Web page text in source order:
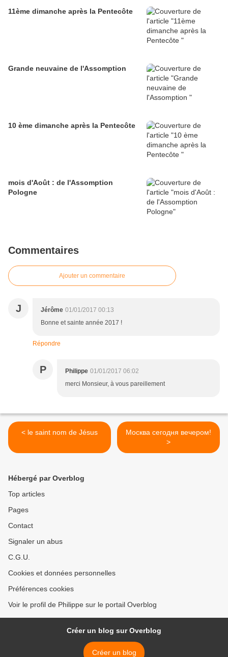
11ème dimanche après la Pentecôte
Grande neuvaine de l'Assomption
10 ème dimanche après la Pentecôte
mois d'Août : de l'Assomption
Pologne
Commentaires
Ajouter un commentaire
J Jérôme 01/01/2017 00:13
Bonne et sainte année 2017 !
Répondre
P Philippe 01/01/2017 06:02
merci Monsieur, à vous pareillement
< le saint nom de Jésus
Москва сегодня вечером!
>
Hébergé par Overblog
Top articles
Pages
Contact
Signaler un abus
C.G.U.
Cookies et données personnelles
Préférences cookies
Voir le profil de Philippe sur le portail Overblog
Créer un blog sur Overblog
Créer un blog